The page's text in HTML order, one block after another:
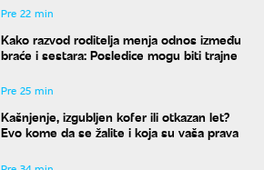
Pre 22 min
Kako razvod roditelja menja odnos između
braće i sestara: Posledice mogu biti trajne
Pre 25 min
Kašnjenje, izgubljen kofer ili otkazan let?
Evo kome da se žalite i koja su vaša prava